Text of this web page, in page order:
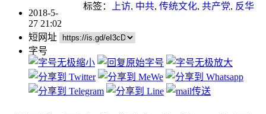
标签：
上访, 中共, 传统文化, 共产党, 反华
点推荐
2018-5-
27 21:02
短网址
字号